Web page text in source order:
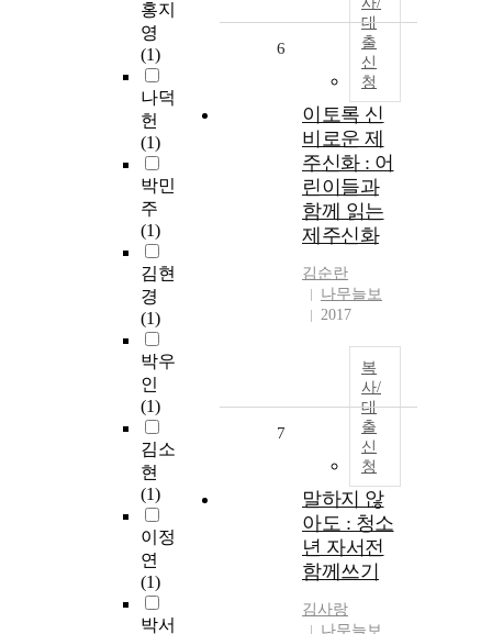
홍지
영
(1)
나덕
헌
(1)
박민
주
(1)
김현
경
(1)
박우
인
(1)
김소
현
(1)
이정
연
(1)
박서
대
출
신
청
6
이토록 신
비로운 제
주신화 : 어
린이들과
함께 읽는
제주신화
김순란
나무늘보
2017
복
사/
대
출
신
청
7
말하지 않
아도 : 청소
년 자서전
함께쓰기
김사랑
나무늘보